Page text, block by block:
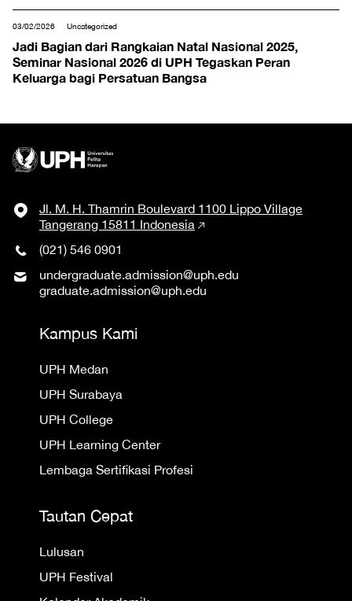
03/02/2026 Uncategorized
Jadi Bagian dari Rangkaian Natal Nasional 2025,
Seminar Nasional 2026 di UPH Tegaskan Peran
Keluarga bagi Persatuan Bangsa
Jl. M. H. Thamrin Boulevard 1100 Lippo Village
Tangerang 15811 Indonesia
(021) 546 0901
undergraduate.admission@uph.edu
graduate.admission@uph.edu
Kampus Kami
UPH Medan
UPH Surabaya
UPH College
UPH Learning Center
Lembaga Sertifikasi Profesi
Tautan Cepat
Lulusan
UPH Festival